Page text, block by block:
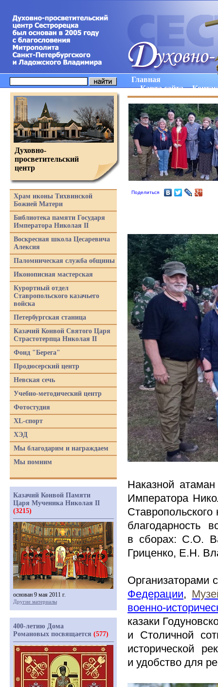
Главная
Карта сайта
Поделиться
Наказной
Императора
благодарность
в сборах: С.О.
Гриценко, Е.Н.
Организаторами
Федерации,
военно-
казаки
и Столичной
исторической
и удобство для
Духовно-
просветительский
центр
Храм иконы Тихвинской
Божией Матери
Библиотека памяти Государя
Императора Николая II
Воскресная школа Цесаревича
Алексия
Паломническая служба общины
Иконописная мастерская
Курортный отдел
Ставропольского казачьего
войска
Петербургская станица
Казачий Конвой Святого Царя
Страстотерпца Николая II
Фонд "Берега"
Продюсерский центр
Невская сечь
Учебно-методический центр
Фотостудия
XL-спорт
ХЭД
Мы благодарим и награждаем
Мы помним
Казачий Конвой Памяти
Царя Мученика Николая II
(3215)
основан 9 мая 2011 г.
Другие материалы
400-летию Дома
Романовых посвящается (577)